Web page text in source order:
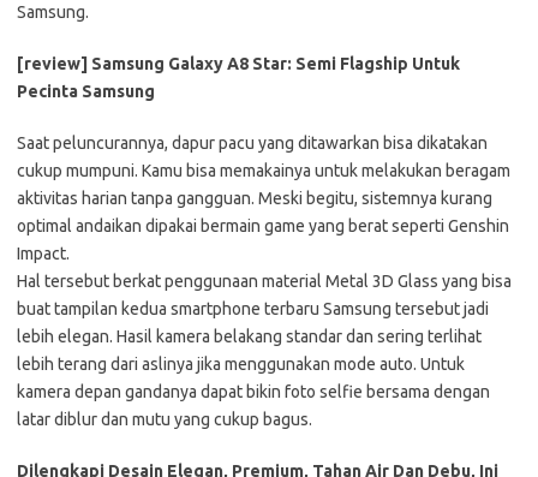
Samsung.
[review] Samsung Galaxy A8 Star: Semi Flagship Untuk
Pecinta Samsung
Saat peluncurannya, dapur pacu yang ditawarkan bisa dikatakan
cukup mumpuni. Kamu bisa memakainya untuk melakukan beragam
aktivitas harian tanpa gangguan. Meski begitu, sistemnya kurang
optimal andaikan dipakai bermain game yang berat seperti Genshin
Impact.
Hal tersebut berkat penggunaan material Metal 3D Glass yang bisa
buat tampilan kedua smartphone terbaru Samsung tersebut jadi
lebih elegan. Hasil kamera belakang standar dan sering terlihat
lebih terang dari aslinya jika menggunakan mode auto. Untuk
kamera depan gandanya dapat bikin foto selfie bersama dengan
latar diblur dan mutu yang cukup bagus.
Dilengkapi Desain Elegan, Premium, Tahan Air Dan Debu, Ini